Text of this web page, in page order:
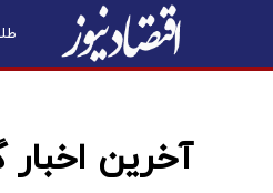
آخرین اخبار